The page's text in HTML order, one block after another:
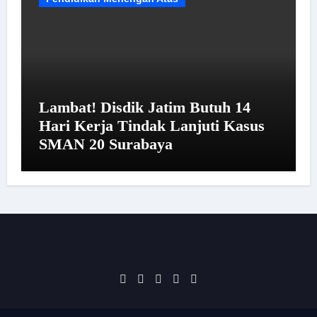
Lambat! Disdik Jatim Butuh 14
Hari Kerja Tindak Lanjuti Kasus
SMAN 20 Surabaya